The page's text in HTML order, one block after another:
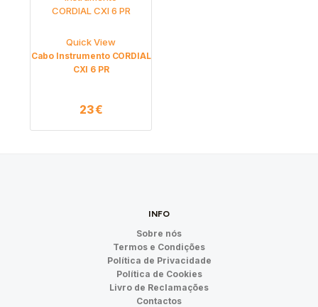
Quick View
Cabo Instrumento CORDIAL
CXI 6 PR
23€
INFO
Sobre nós
Termos e Condições
Política de Privacidade
Política de Cookies
Livro de Reclamações
Contactos